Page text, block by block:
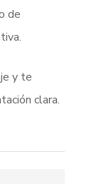
de
y te
clara.